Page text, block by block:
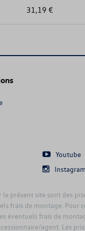
31,19 €
Youtube
Instagram
le présent site sont des
frais de montage. Pour
éventuels frais de
agent. Les